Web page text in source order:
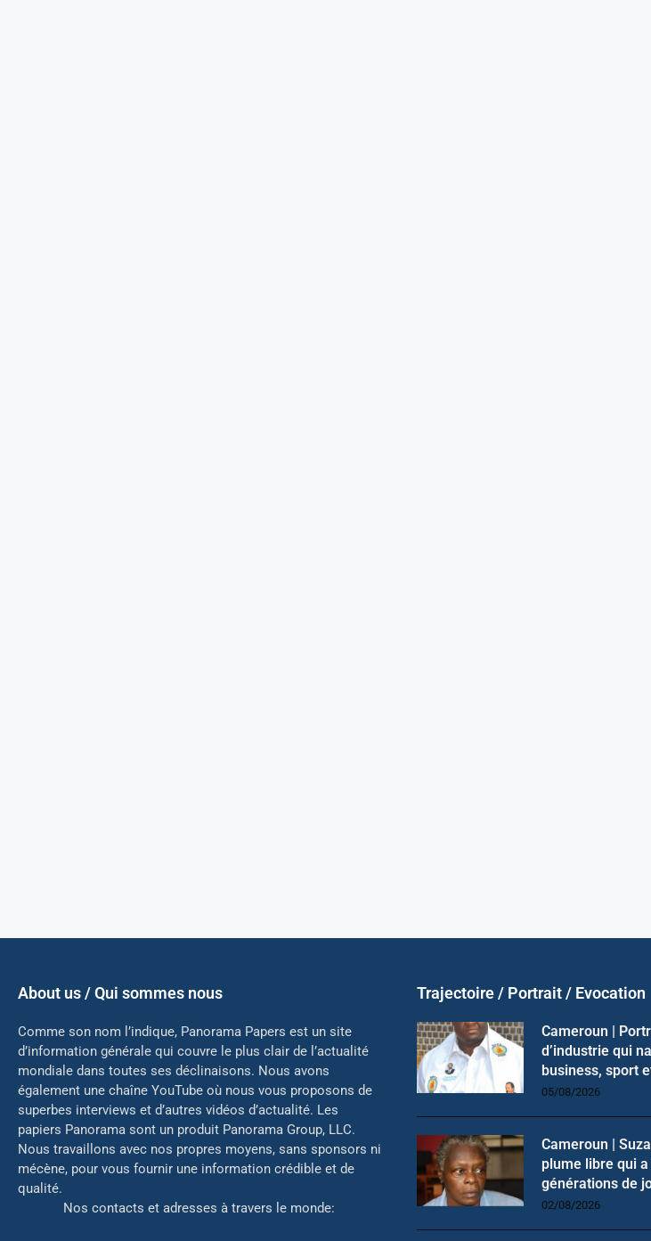
About us / Qui sommes nous
Comme son nom l’indique, Panorama Papers est un site
d’information générale qui couvre le plus clair de l’actualité
mondiale dans toutes ses déclinaisons. Nous avons
également une chaîne YouTube où nous vous proposons de
superbes interviews et d’autres vidéos d’actualité. Les
papiers Panorama sont un produit Panorama Group, LLC.
Nous travaillons avec nos propres moyens, sans sponsors ni
mécène, pour vous fournir une information crédible et de
qualité.
Nos contacts et adresses à travers le monde:
Trajectoire / Portrait / Evocation
Cameroun |
d’industrie qui
business, sport
05/08/2026
Cameroun |
plume libre qui
générations de
02/08/2026